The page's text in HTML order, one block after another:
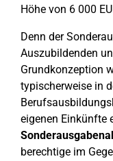
Höhe von 6 000
Denn der
Auszubildenden
Grundkonzeption
typischerweise in
eigenen Einkünfte
berechtige im